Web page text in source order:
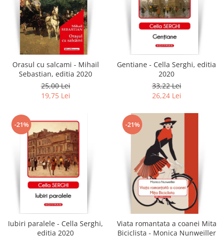
Orasul cu salcami - Mihail
Sebastian, editia 2020
25,00 Lei
19,75 Lei
Gentiane - Cella Serghi, editia
2020
33,22 Lei
26,24 Lei
-21%
Iubiri paralele - Cella Serghi,
editia 2020
-21%
Viata romantata a coanei Mita
Biciclista - Monica Nunweiller